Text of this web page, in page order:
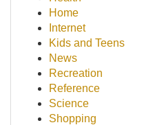
Home
Internet
Kids and Teens
News
Recreation
Reference
Science
Shopping